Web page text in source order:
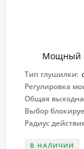
Мощный
Тип глушилки:
Регулировка
Выбор
Радиус
В НАЛИЧИИ